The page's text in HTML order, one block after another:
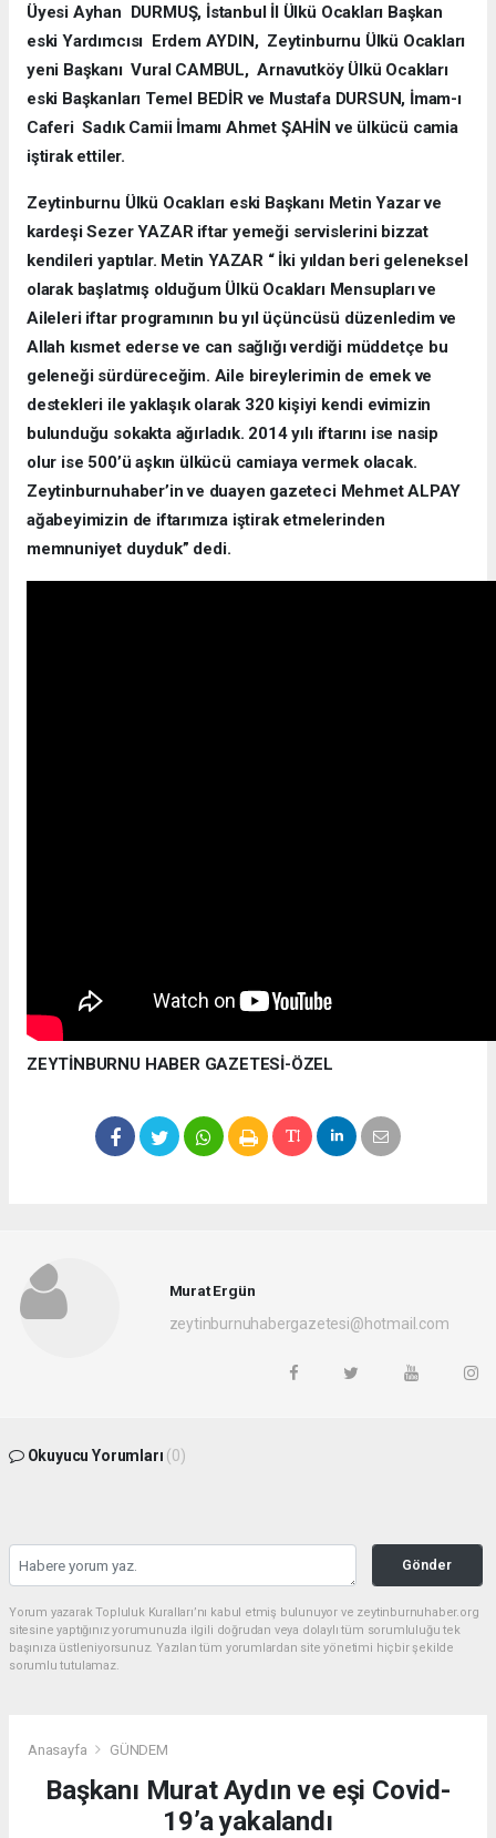
Üyesi Ayhan DURMUŞ, İstanbul İl Ülkü Ocakları Başkan
eski Yardımcısı Erdem AYDIN, Zeytinburnu Ülkü Ocakları
yeni Başkanı Vural CAMBUL, Arnavutköy Ülkü Ocakları
eski Başkanları Temel BEDİR ve Mustafa DURSUN, İmam-ı
Caferi Sadık Camii İmamı Ahmet ŞAHİN ve ülkücü camia
iştirak ettiler.
Zeytinburnu Ülkü Ocakları eski Başkanı Metin Yazar ve
kardeşi Sezer YAZAR iftar yemeği servislerini bizzat
kendileri yaptılar. Metin YAZAR “ İki yıldan beri geleneksel
olarak başlatmış olduğum Ülkü Ocakları Mensupları ve
Aileleri iftar programının bu yıl üçüncüsü düzenledim ve
Allah kısmet ederse ve can sağlığı verdiği müddetçe bu
geleneği sürdüreceğim. Aile bireylerimin de emek ve
destekleri ile yaklaşık olarak 320 kişiyi kendi evimizin
bulunduğu sokakta ağırladık. 2014 yılı iftarını ise nasip
olur ise 500’ü aşkın ülkücü camiaya vermek olacak.
Zeytinburnuhaber’in ve duayen gazeteci Mehmet ALPAY
ağabeyimizin de iftarımıza iştirak etmelerinden
memnuniyet duyduk” dedi.
ZEYTİNBURNU HABER GAZETESİ-ÖZEL
Murat Ergün
zeytinburnuhabergazetesi@hotmail.com
Okuyucu Yorumları (0)
Gönder
Yorum yazarak Topluluk Kuralları’nı kabul etmiş bulunuyor ve zeytinburnuhaber.org
sitesine yaptığınız yorumunuzla ilgili doğrudan veya dolaylı tüm sorumluluğu tek
başınıza üstleniyorsunuz. Yazılan tüm yorumlardan site yönetimi hiçbir şekilde
sorumlu tutulamaz.
Anasayfa GÜNDEM
Başkanı Murat Aydın ve eşi Covid-
19’a yakalandı